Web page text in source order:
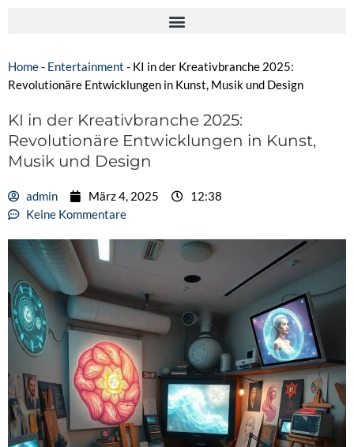
Home- Entertainment - KI in der Kreativbranche 2025:
Revolutionäre Entwicklungen in Kunst, Musik und Design
KI in der Kreativbranche 2025:
Revolutionäre Entwicklungen in Kunst,
Musik und Design
admin März 4, 2025
12:38
Keine Kommentare